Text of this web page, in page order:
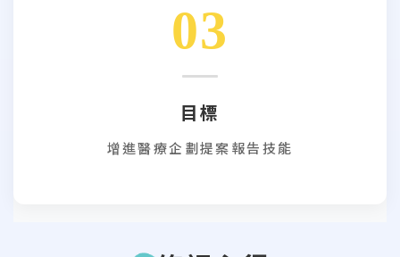
03
目標
增進醫療企劃提案報告技能